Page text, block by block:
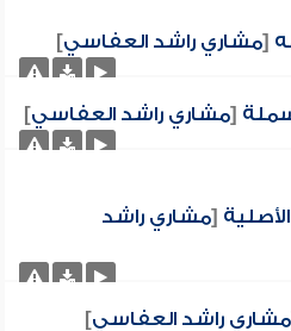
[مشاري راشد العفاسي]
[مشاري راشد العفاسي]
[مشاري راشد
مشاري راشد العفاسي]